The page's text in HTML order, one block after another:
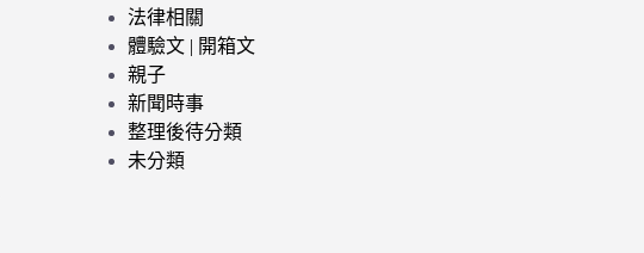
法律相關
體驗文 | 開箱文
親子
新聞時事
整理後待分類
未分類